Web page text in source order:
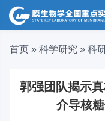
首页 » 科学研究 » 科
郭强团队揭示
介导核